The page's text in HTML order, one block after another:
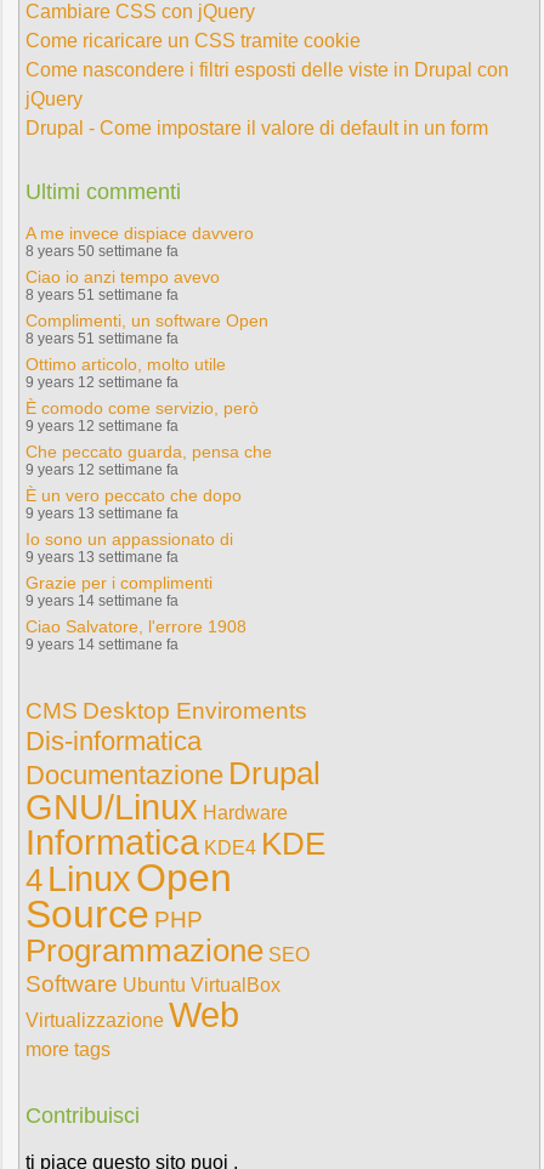
Cambiare CSS con jQuery
Come ricaricare un CSS tramite cookie
Come nascondere i filtri esposti delle viste in Drupal con
jQuery
Drupal - Come impostare il valore di default in un form
Ultimi commenti
A me invece dispiace davvero
8 years 50 settimane fa
Ciao io anzi tempo avevo
8 years 51 settimane fa
Complimenti, un software Open
8 years 51 settimane fa
Ottimo articolo, molto utile
9 years 12 settimane fa
È comodo come servizio, però
9 years 12 settimane fa
Che peccato guarda, pensa che
9 years 12 settimane fa
È un vero peccato che dopo
9 years 13 settimane fa
Io sono un appassionato di
9 years 13 settimane fa
Grazie per i complimenti
9 years 14 settimane fa
Ciao Salvatore, l'errore 1908
9 years 14 settimane fa
CMS Desktop Enviroments
Dis-informatica
Documentazione Drupal
GNU/Linux Hardware
Informatica KDE4 KDE
4 LinuxOpen
Source PHP
Programmazione SEO
Software Ubuntu VirtualBox
Virtualizzazione Web
more tags
Contribuisci
ti piace questo sito puoi .